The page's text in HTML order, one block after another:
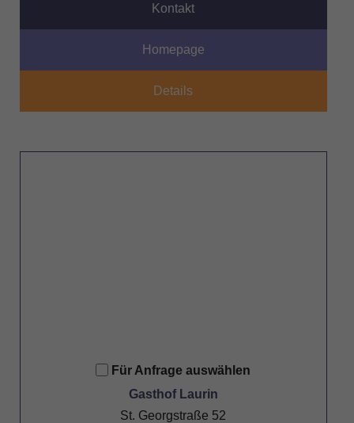
Kontakt
Homepage
Details
Für Anfrage auswählen
Gasthof Laurin
St. Georgstraße 52